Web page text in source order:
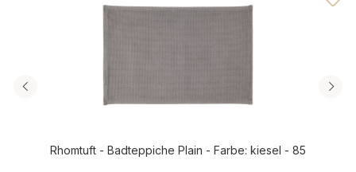
Rhomtuft - Badteppiche Plain - Farbe: kiesel - 85